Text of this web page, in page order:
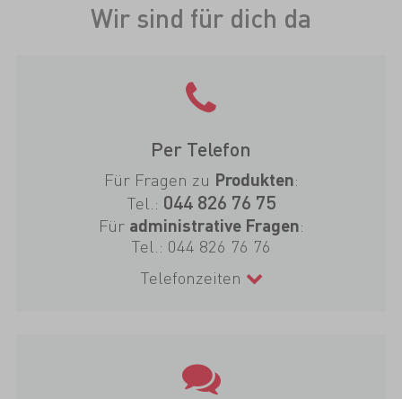
Wir sind für dich da
Per Telefon
Für Fragen zu Produkten:
Tel.: 044 826 76 75
Für administrative Fragen:
Tel.: 044 826 76 76
Telefonzeiten